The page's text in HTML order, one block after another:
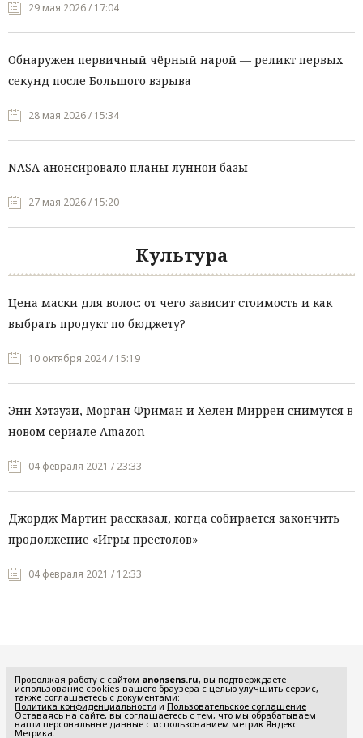
29 мая 2026 / 17:04
Обнаружен первичный чёрный нарой — реликт первых
секунд после Большого взрыва
28 мая 2026 / 15:34
NASA анонсировало планы лунной базы
27 мая 2026 / 15:20
Культура
Цена маски для волос: от чего зависит стоимость и как
выбрать продукт по бюджету?
10 октября 2024 / 15:19
Энн Хэтэуэй, Морган Фриман и Хелен Миррен снимутся в
новом сериале Amazon
04 февраля 2021 / 23:33
Джордж Мартин рассказал, когда собирается закончить
продолжение «Игры престолов»
04 февраля 2021 / 12:33
Редакция
Реклама
Продолжая работу с сайтом anonsens.ru, вы подтверждаете
использование cookies вашего браузера с целью улучшить сервис,
также соглашаетесь с документами:
Политика конфиденциальности и Пользовательское соглашение
Оставаясь на сайте, вы соглашаетесь с тем, что мы обрабатываем
ваши персональные данные с использованием метрик Яндекс
Метрика.